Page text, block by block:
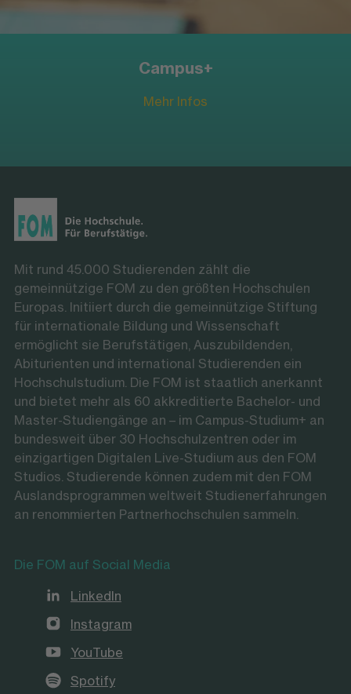
Campus+
Mehr Infos
Mit rund 45.000 Studierenden zählt die
gemeinnützige FOM zu den größten Hochschulen
Europas. Initiiert durch die gemeinnützige Stiftung
für internationale Bildung und Wissenschaft
ermöglicht sie Berufstätigen, Auszubildenden,
Abiturienten und international Studierenden ein
Hochschulstudium. Die FOM ist staatlich anerkannt
und bietet mehr als 60 akkreditierte Bachelor- und
Master-Studiengänge an – im Campus-Studium+ an
bundesweit über 30 Hochschulzentren oder im
einzigartigen Digitalen Live-Studium aus den FOM
Studios. Studierende können zudem mit den FOM
Auslandsprogrammen weltweit Studienerfahrungen
an renommierten Partnerhochschulen sammeln.
Die FOM auf Social Media
LinkedIn
Instagram
YouTube
Spotify